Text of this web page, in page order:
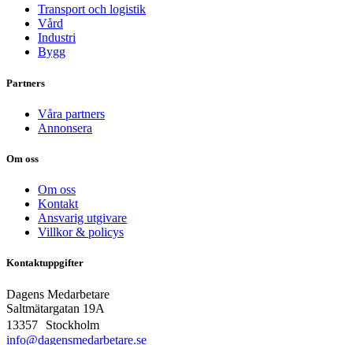
Transport och logistik
Vård
Industri
Bygg
Partners
Våra partners
Annonsera
Om oss
Om oss
Kontakt
Ansvarig utgivare
Villkor & policys
Kontaktuppgifter
Dagens Medarbetare
Saltmätargatan 19A
13357 Stockholm
info@dagensmedarbetare.se